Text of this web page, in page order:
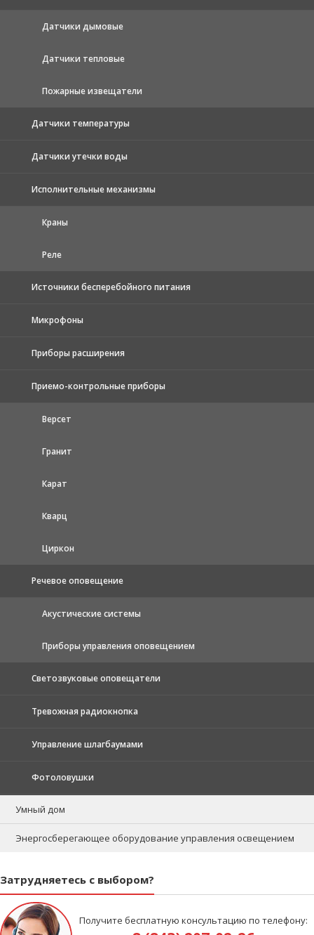
Датчики дымовые
Датчики тепловые
Пожарные извещатели
Датчики температуры
Датчики утечки воды
Исполнительные механизмы
Краны
Реле
Источники бесперебойного питания
Микрофоны
Приборы расширения
Приемо-контрольные приборы
Версет
Гранит
Карат
Кварц
Циркон
Речевое оповещение
Акустические системы
Приборы управления оповещением
Светозвуковые оповещатели
Тревожная радиокнопка
Управление шлагбаумами
Фотоловушки
Умный дом
Энергосберегающее оборудование управления освещением
Затрудняетесь с выбором?
Получите бесплатную консультацию по телефону: